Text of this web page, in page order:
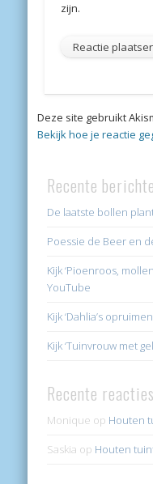
zijn.
Deze site gebruikt
Bekijk hoe je reactie
Recente
De laatste bollen
Poessie de Beer en
Kijk ‘Pioenroos,
YouTube
Kijk ‘Dahlia’s
Kijk ‘Tuinvrouw met
Recente reacties
Monique op Houten
Saskia op Houten